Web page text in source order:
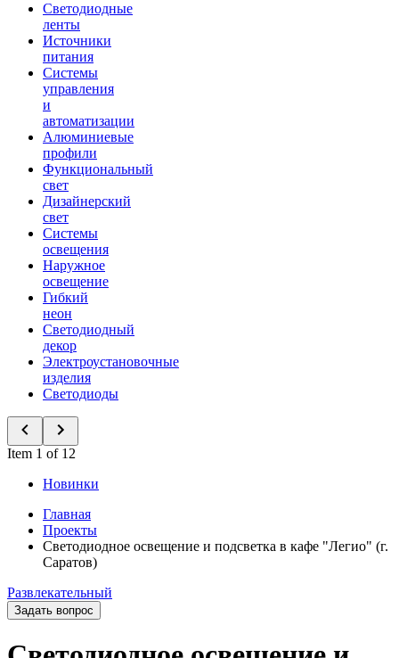
Светодиодные
ленты
Источники
питания
Системы
управления
и
автоматизации
Алюминиевые
профили
Функциональный
свет
Дизайнерский
свет
Системы
освещения
Наружное
освещение
Гибкий
неон
Светодиодный
декор
Электроустановочные
изделия
Светодиоды
Item 1 of 12
Новинки
Главная
Проекты
Светодиодное освещение и подсветка в кафе "Легио" (г.
Саратов)
Развлекательный
Задать вопрос